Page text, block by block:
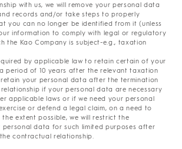
with us, we will remove your personal data
records and/or take steps to properly
you can no longer be identified from it (unless
information to comply with legal or regulatory
the Kao Company is subject-e.g., taxation
by applicable law to retain certain of your
period of 10 years after the relevant taxation
retain your personal data after the termination
if your personal data are necessary
applicable laws or if we need your personal
or defend a legal claim, on a need to
the extent possible, we will restrict the
personal data for such limited purposes after
contractual relationship.